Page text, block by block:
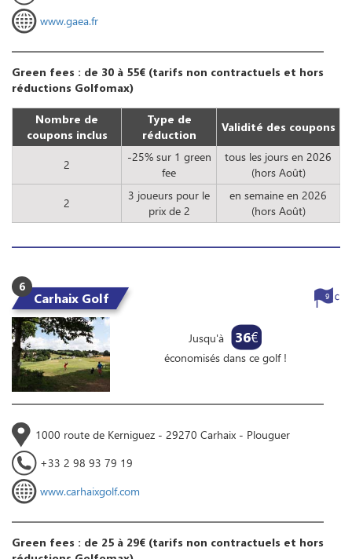
www.gaea.fr
Green fees : de 30 à 55€ (tarifs non contractuels et hors
réductions Golfomax)
Nombre de
coupons inclus
Type de
réduction
Validité des coupons
2
-25% sur 1 green
fee
tous les jours en 2026
(hors Août)
2
3 joueurs pour le
prix de 2
en semaine en 2026
(hors Août)
6
Carhaix Golf
Jusqu'à 36€
économisés dans ce golf !
9
1000 route de Kerniguez - 29270 Carhaix - Plouguer
+33 2 98 93 79 19
www.carhaixgolf.com
Green fees : de 25 à 29€ (tarifs non contractuels et hors